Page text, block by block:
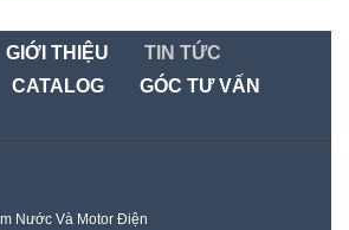
GIỚI THIỆU
TIN TỨC
CATALOG
GÓC TƯ VẤN
Nước Và Motor Điện